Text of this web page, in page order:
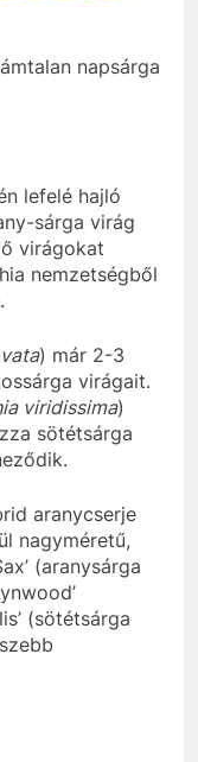
napsárga
lefelé hajló
sárga virág
virágokat
nemzetségből
) már 2-3
virágait.
viridissima)
sötétsárga
aranycserje
nagyméretű,
(aranysárga
(sötétsárga